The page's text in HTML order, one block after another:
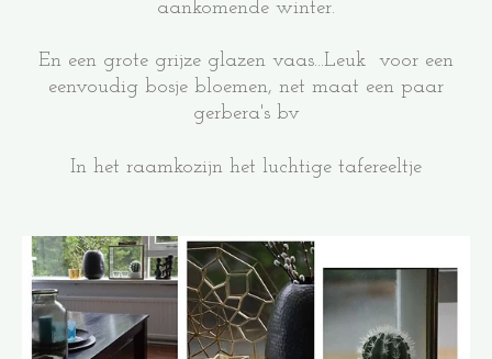
aankomende winter.
En een grote grijze glazen vaas...Leuk voor een
eenvoudig bosje bloemen, net maat een paar
gerbera's bv
In het raamkozijn het luchtige tafereeltje